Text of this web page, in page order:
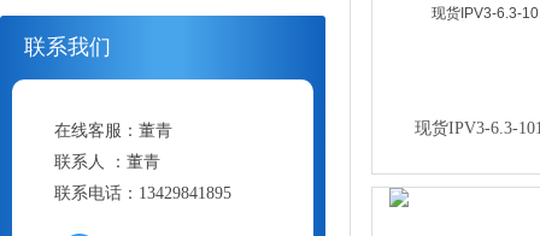
联系我们
在线客服：董青
联系人 ：董青
联系电话： 13429841895
现货IPV3-6.3-